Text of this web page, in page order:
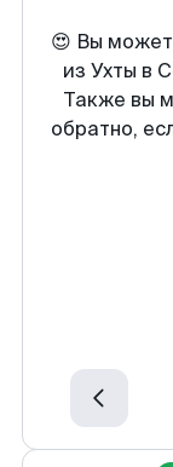
😍 Вы
из Ухты в
Также вы
обратно,